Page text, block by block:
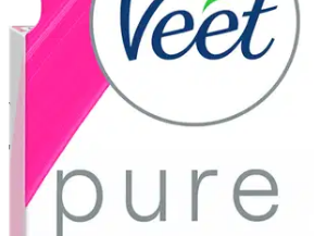
Tarkista
Tuotekuvaus